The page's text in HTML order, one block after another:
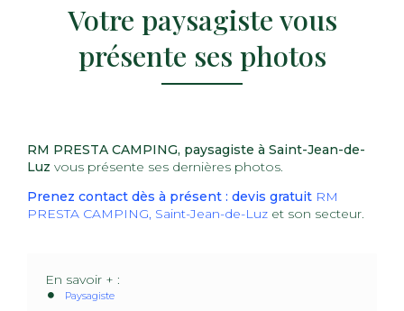
Votre paysagiste vous
présente ses photos
RM PRESTA CAMPING, paysagiste à Saint-Jean-de-
Luz vous présente ses dernières photos.
Prenez contact dès à présent : devis gratuit RM
PRESTA CAMPING, Saint-Jean-de-Luz et son secteur.
En savoir + :
Paysagiste